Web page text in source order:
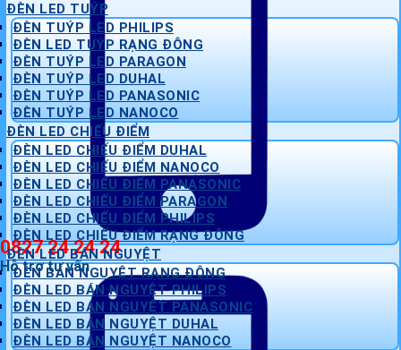
0827 24 24 24
Hỗ trợ tư vấn
ĐÈN LED TUÝP
ĐÈN TUÝP LED PHILIPS
ĐÈN LED TUÝP RẠNG ĐÔNG
ĐÈN TUÝP LED PARAGON
ĐÈN TUÝP LED DUHAL
ĐÈN TUÝP LED PANASONIC
ĐÈN TUÝP LED NANOCO
ĐÈN LED CHIẾU ĐIỂM
ĐÈN LED CHIẾU ĐIỂM DUHAL
ĐÈN LED CHIẾU ĐIỂM NANOCO
ĐÈN LED CHIẾU ĐIỂM PANASONIC
ĐÈN LED CHIẾU ĐIỂM PARAGON
ĐÈN LED CHIẾU ĐIỂM PHILIPS
ĐÈN LED CHIẾU ĐIỂM RẠNG ĐÔNG
ĐÈN LED BÁN NGUYỆT
ĐÈN BÁN NGUYỆT RẠNG ĐÔNG
ĐÈN LED BÁN NGUYỆT PHILIPS
ĐÈN LED BÁN NGUYỆT PANASONIC
ĐÈN LED BÁN NGUYỆT DUHAL
ĐÈN LED BÁN NGUYỆT NANOCO